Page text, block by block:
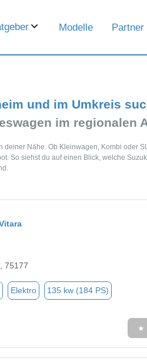
Modelle Partner
und im Umkreis
im regionalen
Nähe. Ob Kleinwagen, Kombi oder
So siehst du auf einen Blick, welche
75177
Elektro 135 kw (184 PS)
★